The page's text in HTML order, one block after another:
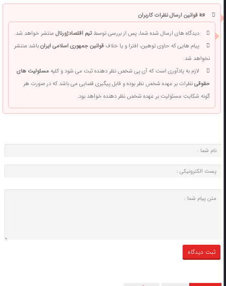
📜 قوانین ارسال نظرات کاربران
دیدگاه های ارسال شده شما، پس از بررسی توسطتیم اقتصادژورنالمنتشر خواهد شد.
پیام هایی که حاوی توهین، افترا و یا خلافقوانین جمهوری اسلامی ایرانباشد منتشر
نخواهد شد.
لازم به یادآوری است که آی پی شخص نظر دهنده ثبت می شود و کلیهمسئولیت های
حقوقینظرات بر عهده شخص نظر بوده و قابل پیگیری قضایی می باشد که در صورت هر
گونه شکایت مسئولیت بر عهده شخص نظر دهنده خواهد بود.